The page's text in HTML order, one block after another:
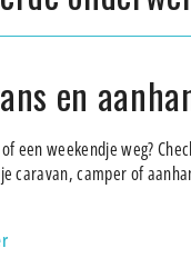
en
een weekendje weg?
caravan, camper of